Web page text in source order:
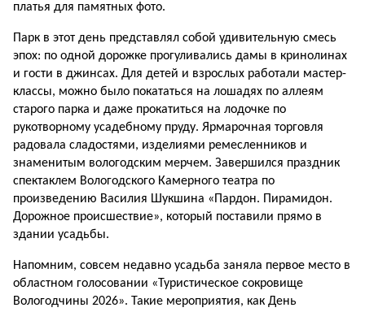
платья для памятных фото.
Парк в этот день представлял собой удивительную смесь
эпох: по одной дорожке прогуливались дамы в кринолинах
и гости в джинсах. Для детей и взрослых работали мастер-
классы, можно было покататься на лошадях по аллеям
старого парка и даже прокатиться на лодочке по
рукотворному усадебному пруду. Ярмарочная торговля
радовала сладостями, изделиями ремесленников и
знаменитым вологодским мерчем. Завершился праздник
спектаклем Вологодского Камерного театра по
произведению Василия Шукшина «Пардон. Пирамидон.
Дорожное происшествие», который поставили прямо в
здании усадьбы.
Напомним, совсем недавно усадьба заняла первое место в
областном голосовании «Туристическое сокровище
Вологодчины 2026». Такие мероприятия, как День